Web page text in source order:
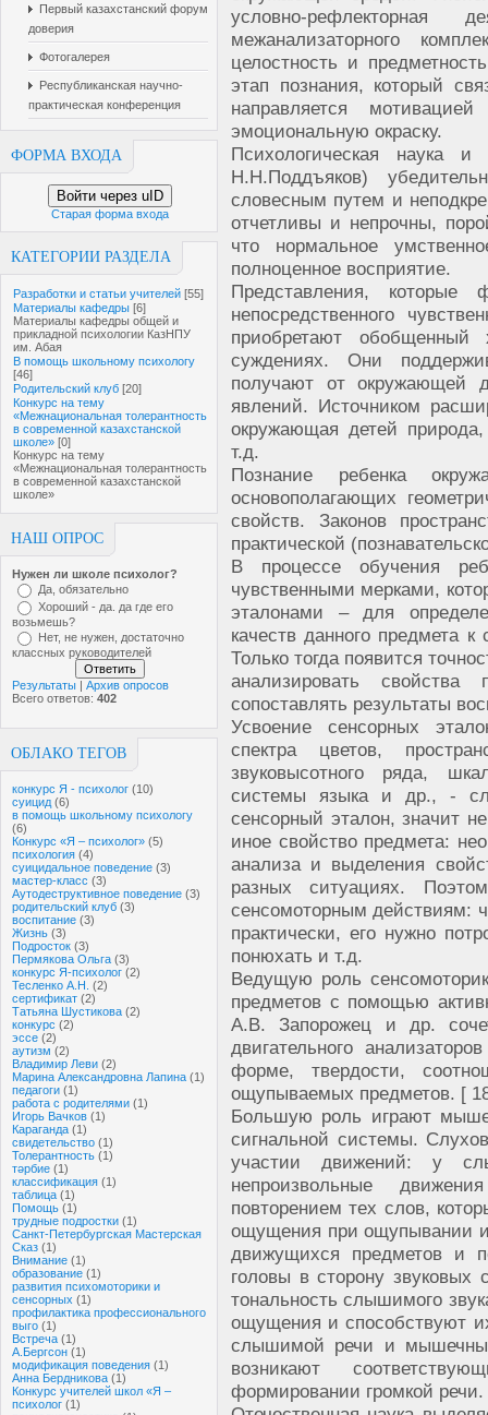
Первый казахстанский форум
доверия
Фотогалерея
Республиканская научно-
практическая конференция
ФОРМА ВХОДА
Войти через uID
Старая форма входа
КАТЕГОРИИ РАЗДЕЛА
Разработки и статьи учителей [55]
Материалы кафедры [6]
Материалы кафедры общей и
прикладной психологии КазНПУ
им. Абая
В помощь школьному психологу
[46]
Родительский клуб [20]
Конкурс на тему
«Межнациональная толерантность
в современной казахстанской
школе» [0]
Конкурс на тему
«Межнациональная толерантность
в современной казахстанской
школе»
НАШ ОПРОС
Нужен ли школе психолог?
Да, обязательно
Хороший - да. да где его
возьмешь?
Нет, не нужен, достаточно
классных руководителей
Результаты | Архив опросов
Всего ответов: 402
ОБЛАКО ТЕГОВ
конкурс Я - психолог (10)
суицид (6)
в помощь школьному психологу
(6)
Конкурс «Я – психолог» (5)
психология (4)
суицидальное поведение (3)
мастер-класс (3)
Аутодеструктивное поведение (3)
родительский клуб (3)
воспитание (3)
Жизнь (3)
Подросток (3)
Пермякова Ольга (3)
конкурс Я-психолог (2)
Тесленко А.Н. (2)
сертификат (2)
Татьяна Шустикова (2)
конкурс (2)
эссе (2)
аутизм (2)
Владимир Леви (2)
Марина Александровна Лапина (1)
педагоги (1)
работа с родителями (1)
Игорь Вачков (1)
Караганда (1)
свидетельство (1)
Толерантность (1)
тәрбие (1)
классификация (1)
таблица (1)
Помощь (1)
трудные подростки (1)
Санкт-Петербургская Мастерская
Сказ (1)
Внимание (1)
образование (1)
развития психомоторики и
сенсорных (1)
профилактика профессионального
выго (1)
Встреча (1)
А.Бергсон (1)
модификация поведения (1)
Анна Бердникова (1)
Конкурс учителей школ «Я –
психолог (1)
условно-рефлекторная
межанализаторного
целостность и
этап познания, который
направляется
эмоциональную окраску.
Психологическая наука и
Н.Н.Поддъяков)
словесным путем и
отчетливы и непрочны,
что нормальное
полноценное восприятие.
Представления,
непосредственного
приобретают обобщенный
суждениях. Они
получают от окружающей
явлений. Источником
окружающая детей
т.д.
Познание ребенка
основополагающих
свойств. Законов
практической
В процессе обучения
чувственными мерками,
эталонами – для
качеств данного предмета
Только тогда появится
анализировать
сопоставлять результаты
Усвоение сенсорных
спектра цветов,
звуковысотного ряда,
системы языка и др., -
сенсорный эталон, значит
иное свойство предмета:
анализа и выделения
разных ситуациях.
сенсомоторным действиям:
практически, его нужно
понюхать и т.д.
Ведущую роль
предметов с помощью
А.В. Запорожец и др.
двигательного
форме, твердости,
ощупываемых предметов. [
Большую роль играют
сигнальной системы.
участии движений: у
непроизвольные
повторением тех слов,
ощущения при ощупывании
движущихся предметов и
головы в сторону звуковых
тональность слышимого
ощущения и способствуют
слышимой речи и
возникают
формировании громкой речи.